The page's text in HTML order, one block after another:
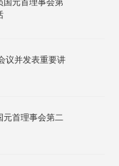
国元首理事会第
议并发表重要讲
元首理事会第二